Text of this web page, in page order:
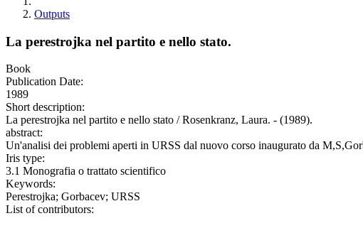
Outputs
La perestrojka nel partito e nello stato.
Book
Publication Date:
1989
Short description:
La perestrojka nel partito e nello stato / Rosenkranz, Laura. - (1989).
abstract:
Un'analisi dei problemi aperti in URSS dal nuovo corso inaugurato da
Iris type:
3.1 Monografia o trattato scientifico
Keywords:
Perestrojka; Gorbacev; URSS
List of contributors: